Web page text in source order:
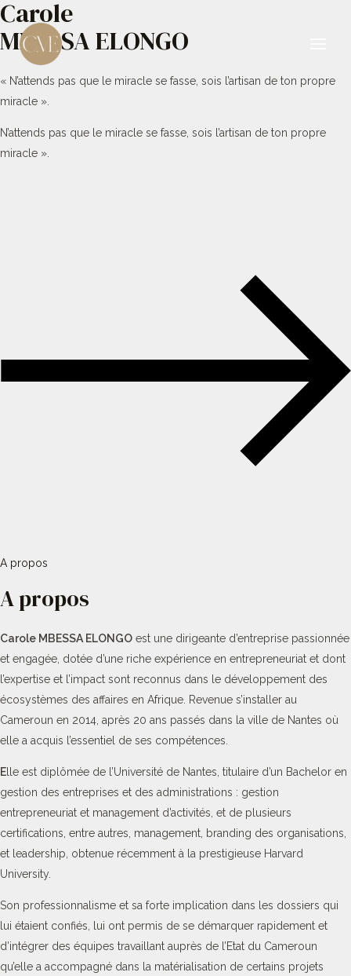
Aller
contenu
Carole
MBESSA ELONGO
« N’attends pas que le miracle se fasse, sois l’artisan de ton propre
miracle ».
N’attends pas que le miracle se fasse, sois l’artisan de ton propre
miracle ».
A propos
A propos
Carole MBESSA ELONGO est une dirigeante d’entreprise passionnée
et engagée, dotée d’une riche expérience en entrepreneuriat et dont
l’expertise et l’impact sont reconnus dans le développement des
écosystèmes des affaires en Afrique. Revenue s’installer au
Cameroun en 2014, après 20 ans passés dans la ville de Nantes où
elle a acquis l’essentiel de ses compétences.
E lle est diplômée de l’Université de Nantes, titulaire d’un Bachelor en
gestion des entreprises et des administrations : gestion
entrepreneuriat et management d’activités, et de plusieurs
certifications, entre autres, management, branding des organisations,
et leadership, obtenue récemment à la prestigieuse Harvard
University.
Son professionnalisme et sa forte implication dans les dossiers qui
lui étaient confiés, lui ont permis de se démarquer rapidement et
d’intégrer des équipes travaillant auprès de l’Etat du Cameroun
qu’elle a accompagné dans la matérialisation de certains projets